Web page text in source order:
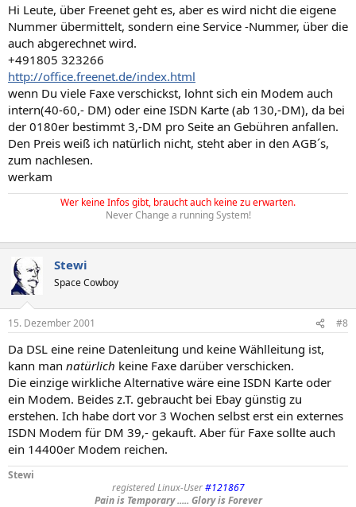
Hi Leute, über Freenet geht es, aber es wird nicht die eigene
Nummer übermittelt, sondern eine Service -Nummer, über die
auch abgerechnet wird.
+491805 323266
http://office.freenet.de/index.html
wenn Du viele Faxe verschickst, lohnt sich ein Modem auch
intern(40-60,- DM) oder eine ISDN Karte (ab 130,-DM), da bei
der 0180er bestimmt 3,-DM pro Seite an Gebühren anfallen.
Den Preis weiß ich natürlich nicht, steht aber in den AGB´s,
zum nachlesen.
werkam
Wer keine Infos gibt, braucht auch keine zu erwarten.
Never Change a running System!
Stewi
Space Cowboy
15. Dezember 2001 #8
Da DSL eine reine Datenleitung und keine Wählleitung ist,
kann man natürlich keine Faxe darüber verschicken.
Die einzige wirkliche Alternative wäre eine ISDN Karte oder
ein Modem. Beides z.T. gebraucht bei Ebay günstig zu
erstehen. Ich habe dort vor 3 Wochen selbst erst ein externes
ISDN Modem für DM 39,- gekauft. Aber für Faxe sollte auch
ein 14400er Modem reichen.
Stewi
registered Linux-User#121867
Pain is Temporary ..... Glory is Forever